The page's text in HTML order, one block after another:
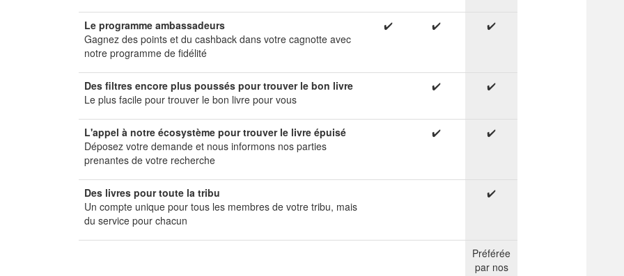
Le programme ambassadeurs
Gagnez des points et du cashback dans votre cagnotte avec
notre programme de fidélité
✔️ ✔️ ✔️
Des filtres encore plus poussés pour trouver le bon livre
Le plus facile pour trouver le bon livre pour vous
✔️ ✔️
L'appel à notre écosystème pour trouver le livre épuisé
Déposez votre demande et nous informons nos parties
prenantes de votre recherche
✔️ ✔️
Des livres pour toute la tribu
Un compte unique pour tous les membres de votre tribu, mais
du service pour chacun
✔️
Préférée
par nos